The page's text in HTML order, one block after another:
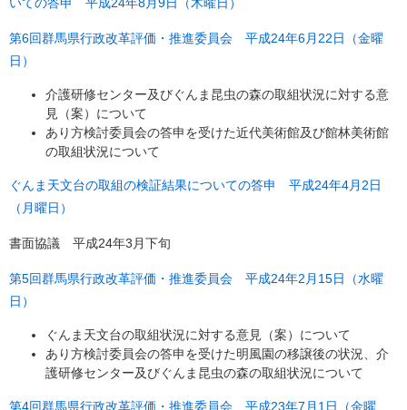
第6回群馬県行政改革評価・推進委員会 平成24年6月22日（金曜
日）
介護研修センター及びぐんま昆虫の森の取組状況に対する意
見（案）について
あり方検討委員会の答申を受けた近代美術館及び館林美術館
の取組状況について
ぐんま天文台の取組の検証結果についての答申 平成24年4月2日
（月曜日）
書面協議 平成24年3月下旬
第5回群馬県行政改革評価・推進委員会 平成24年2月15日（水曜
日）
ぐんま天文台の取組状況に対する意見（案）について
あり方検討委員会の答申を受けた明風園の移譲後の状況、介
護研修センター及びぐんま昆虫の森の取組状況について
第4回群馬県行政改革評価・推進委員会 平成23年7月1日（金曜